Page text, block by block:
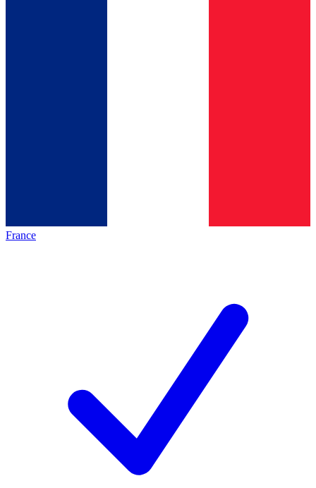
France